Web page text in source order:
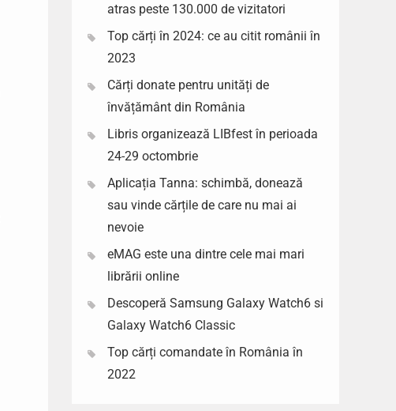
atras peste 130.000 de vizitatori
Top cărți în 2024: ce au citit românii în
2023
Cărți donate pentru unități de
învățământ din România
Libris organizează LIBfest în perioada
24-29 octombrie
Aplicația Tanna: schimbă, donează
sau vinde cărțile de care nu mai ai
nevoie
eMAG este una dintre cele mai mari
librării online
Descoperă Samsung Galaxy Watch6 si
Galaxy Watch6 Classic
Top cărți comandate în România în
2022